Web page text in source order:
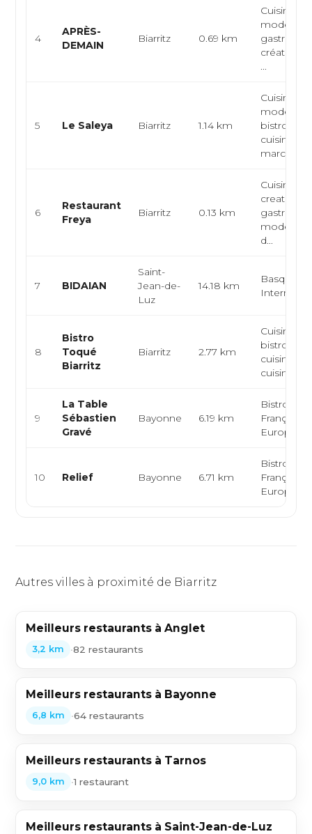
4
APRÈS-
DEMAIN
Biarritz 0.69 km
Cuisine
moderne,
créative,
...
5 Le Saleya Biarritz 1.14 km
Cuisine
moderne,
cuisine du
marc...
6
Restaurant
Freya
Biarritz 0.13 km
Cuisine
creative,
moderne,
d...
7 BIDAIAN
Saint-
Jean-de-
Luz
14.18 km
Basque,
8
Bistro
Toqué
Biarritz
Biarritz 2.77 km
Cuisine
cuisine
cuisine de
9
La Table
Sébastien
Gravé
Bayonne 6.19 km
Française,
10 Relief Bayonne 6.71 km
Française,
Autres villes à proximité de Biarritz
Meilleurs restaurants à Anglet
3,2 km •82 restaurants
Meilleurs restaurants à Bayonne
6,8 km •64 restaurants
Meilleurs restaurants à Tarnos
9,0 km •1 restaurant
Meilleurs restaurants à Saint-Jean-de-Luz